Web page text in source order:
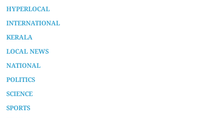
HYPERLOCAL
INTERNATIONAL
KERALA
LOCAL NEWS
NATIONAL
POLITICS
SCIENCE
SPORTS